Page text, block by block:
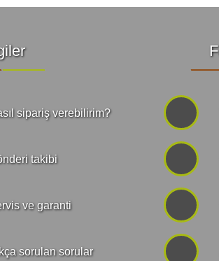
sipariş verebilirim?
takibi
ve garanti
sorulan sorular